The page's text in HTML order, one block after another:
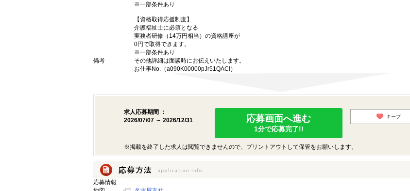
※一部条件あり
【資格取得応援制度】
介護福祉士に必須となる
実務者研修（14万円相当）の資格講座が
0円で取得できます。
※一部条件あり
備考
その他詳細は面談時にお伝えいたします。
お仕事No.（a090K00000pJr51QAC!）
求人応募期間 ：
2026/07/07 ～ 2026/12/31
応募画面へ進む
1分で応募完了!!
キープ
※掲載を終了した求人は閲覧できませんので、プリントアウトして保管をお願いします。
応募情報